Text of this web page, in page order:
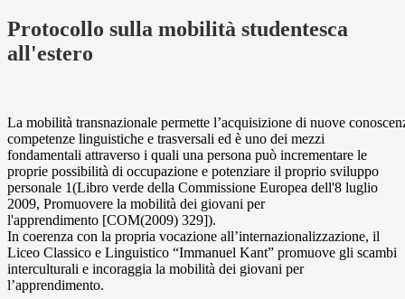
Protocollo sulla mobilità studentesca
all'estero
La mobilità transnazionale permette l’acquisizione di nuove
competenze linguistiche e trasversali ed è uno dei mezzi
fondamentali attraverso i quali una persona può incrementare le
proprie possibilità di occupazione e potenziare il proprio sviluppo
personale 1(Libro verde della Commissione Europea dell'8 luglio
2009, Promuovere la mobilità dei giovani per
l'apprendimento [COM(2009) 329]).
In coerenza con la propria vocazione all’internazionalizzazione, il
Liceo Classico e Linguistico “Immanuel Kant” promuove gli scambi
interculturali e incoraggia la mobilità dei giovani per
l’apprendimento.